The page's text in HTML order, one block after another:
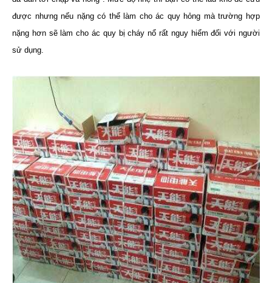
được nhưng nếu nặng có thể làm cho ác quy hỏng mà trường hợp
nặng hơn sẽ làm cho ác quy bị cháy nổ rất nguy hiểm đối với người
sử dụng.